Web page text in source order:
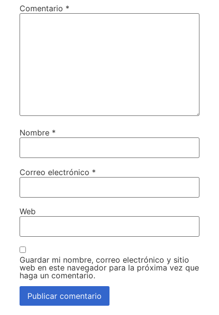
Comentario *
Nombre *
Correo electrónico *
Web
Guardar mi nombre, correo electrónico y sitio
web en este navegador para la próxima vez que
haga un comentario.